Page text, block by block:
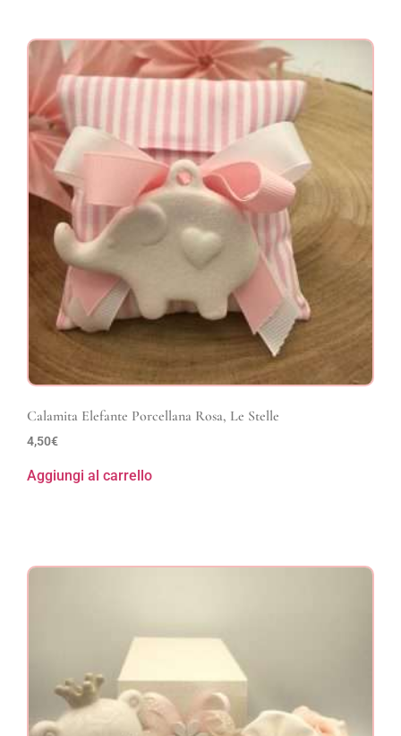
Calamita Elefante Porcellana Rosa, Le Stelle
4,50€
Aggiungi al carrello